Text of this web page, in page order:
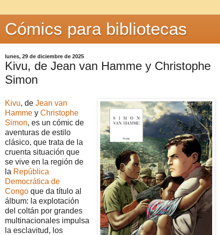
Cómics para bibliotecas
lunes, 29 de diciembre de 2025
Kivu, de Jean van Hamme y Christophe
Simon
Kivu, de Jean van
Hamme y Christophe
Simon, es un cómic de
aventuras de estilo
clásico, que trata de la
cruenta situación que
se vive en la región de
la República
Democrática de
Congo que da título al
álbum: la explotación
del coltán por grandes
multinacionales impulsa
la esclavitud, los